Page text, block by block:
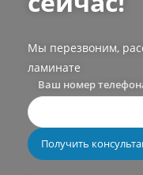
Мы перезвоним,
ламинате
Ваш номер